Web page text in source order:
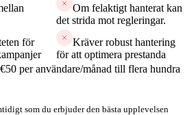
Om felaktigt hanterat kan
det strida mot regleringar.
för
Kräver robust hantering
för att optimera prestanda
per användare/månad till flera hundra
som du erbjuder den bästa upplevelsen